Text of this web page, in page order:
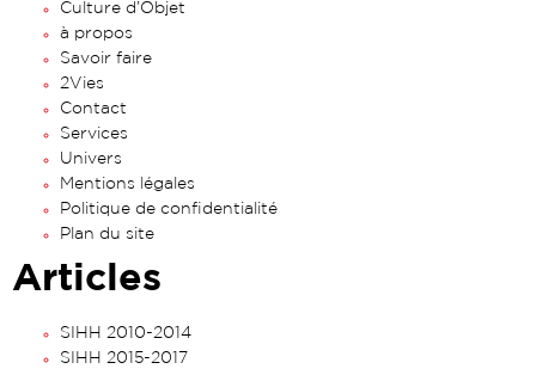
Culture d’Objet
à propos
Savoir faire
2Vies
Contact
Services
Univers
Mentions légales
Politique de confidentialité
Plan du site
Articles
SIHH 2010-2014
SIHH 2015-2017